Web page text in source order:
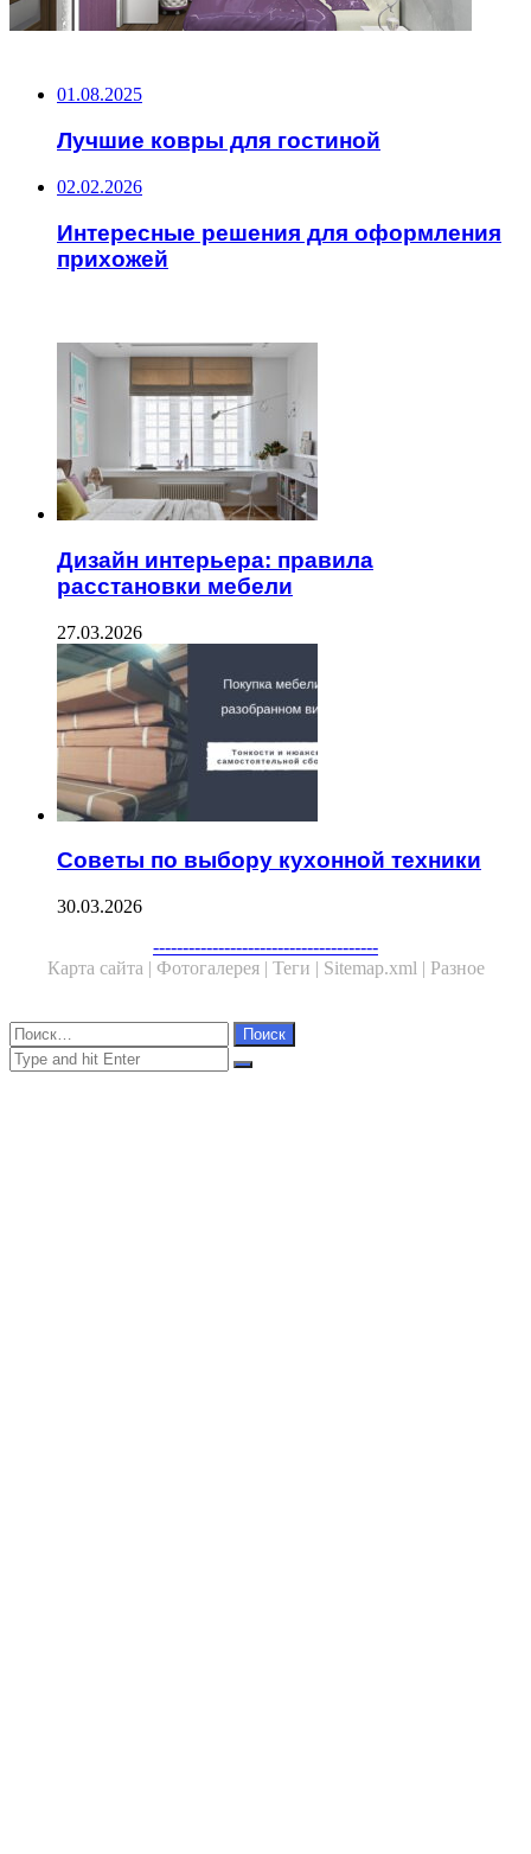
01.08.2025
Лучшие ковры для гостиной
02.02.2026
Интересные решения для оформления
прихожей
Дизайн интерьера: правила
расстановки мебели
27.03.2026
Советы по выбору кухонной техники
30.03.2026
--------------------------------------
Карта сайта | Фотогалерея | Теги | Sitemap.xml | Разное
Close
Найти:
Close
Search